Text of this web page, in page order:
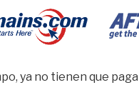
ya no tienen que